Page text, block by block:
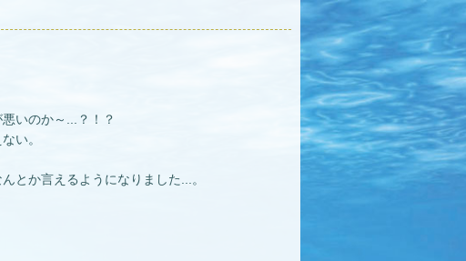
いのか～...？！？
い。
とか言えるようになりました...。